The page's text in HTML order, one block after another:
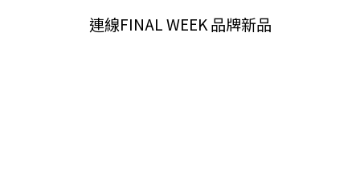
連線FINAL WEEK 品牌新品